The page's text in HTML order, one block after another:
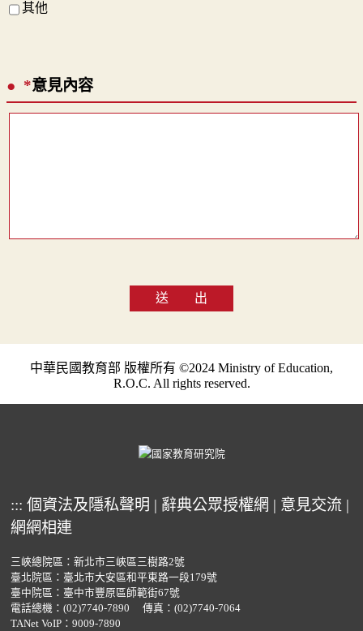
其他
*意見內容
送 出
中華民國教育部 版權所有 ©2024 Ministry of Education,
R.O.C. All rights reserved.
::: 個資法及隱私聲明 | 辭典公眾授權網 | 意見交流 |
網網相連
三峽總院區：新北市三峽區三樹路2號
臺北院區：臺北市大安區和平東路一段179號
臺中院區：臺中市豐原區師範街67號
電話總機： (02)7740-7890
傳真：(02)7740-7064
TANet VoIP：9009-7890